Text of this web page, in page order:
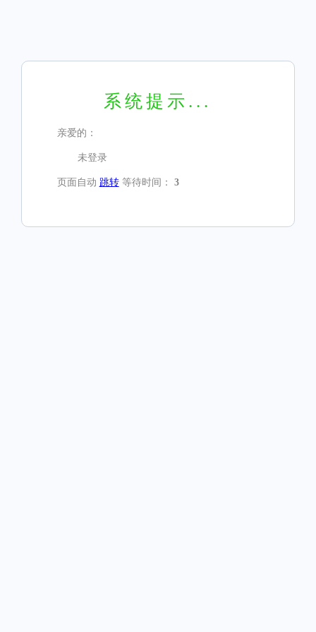
系统提示...
亲爱的：
未登录
页面自动 跳转等待时间： 3